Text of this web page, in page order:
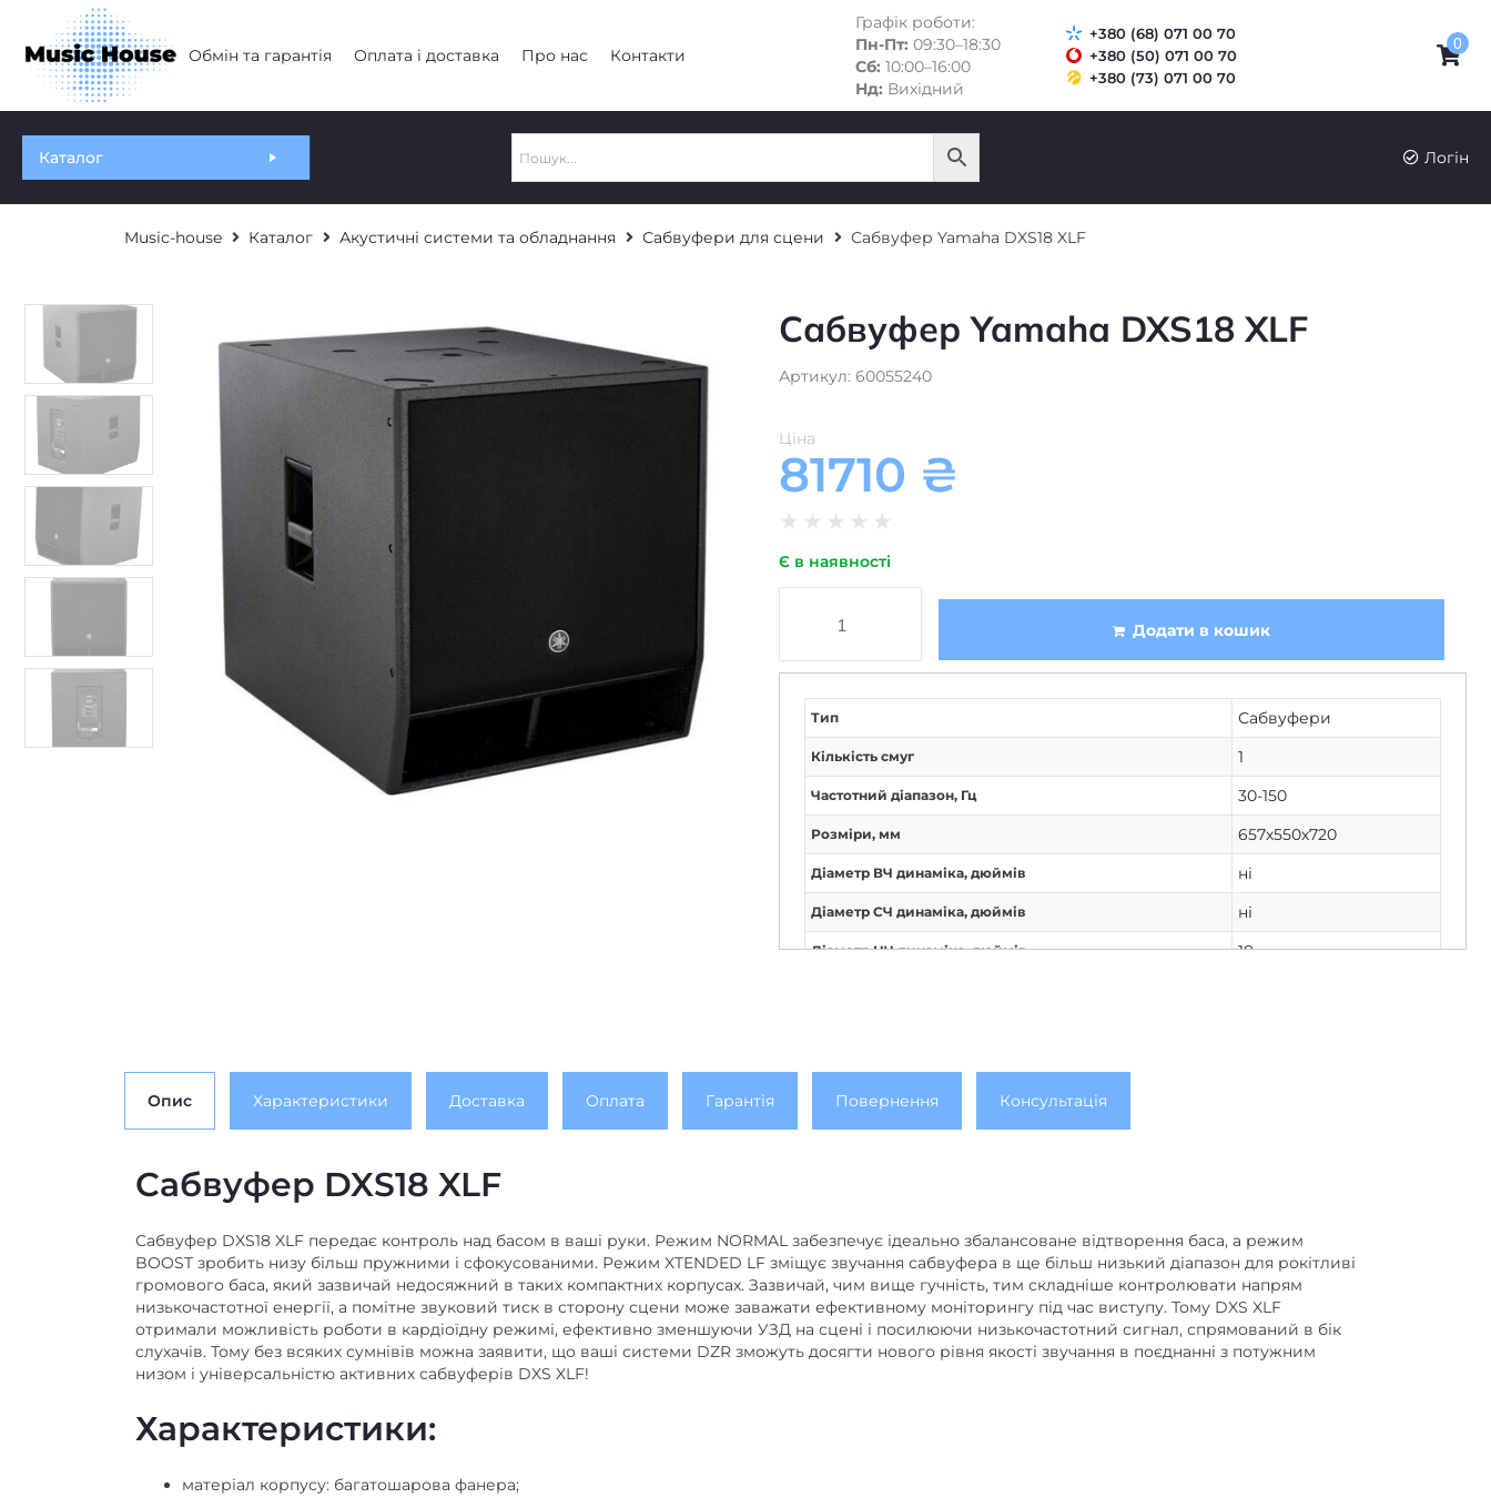
Обмін та гарантія Оплата і доставка Про нас Контакти
Графік роботи:
Пн-Пт: 09:30–18:30
Сб: 10:00–16:00
Нд: Вихідний
+380 (68) 071 00 70
+380 (50) 071 00 70
+380 (73) 071 00 70
0
Каталог Логін
Music-house Каталог Акустичні системи та обладнання Сабвуфери для сцени Сабвуфер Yamaha DXS18 XLF
Сабвуфер Yamaha DXS18 XLF
Артикул: 60055240
Ціна
81710 ₴
★ ★ ★ ★ ★
Є в наявності
Додати в кошик
Тип Сабвуфери
Кількість смуг 1
Частотний діапазон, Гц 30-150
Розміри, мм 657х550х720
Діаметр ВЧ динаміка, дюймів ні
Діаметр СЧ динаміка, дюймів ні
Діаметр НЧ динаміка, дюймів 18
Сабвуфер DXS18 XLF
BOOST зробить низу більш пружними і сфокусованими. Режим XTENDED LF зміщує звучання сабвуфера в ще більш низький діапазон для рокітливі
громового баса, який зазвичай недосяжний в таких компактних корпусах. Зазвичай, чим вище гучність, тим складніше контролювати напрям
низькочастотної енергії, а помітне звуковий тиск в сторону сцени може заважати ефективному моніторингу під час виступу. Тому DXS XLF
отримали можливість роботи в кардіоїдну режимі, ефективно зменшуючи УЗД на сцені і посилюючи низькочастотний сигнал, спрямований в бік
слухачів. Тому без всяких сумнівів можна заявити, що ваші системи DZR зможуть досягти нового рівня якості звучання в поєднанні з потужним
низом і універсальністю активних сабвуферів DXS XLF!
Характеристики:
мензура низькочастотного динаміка: 18 “;